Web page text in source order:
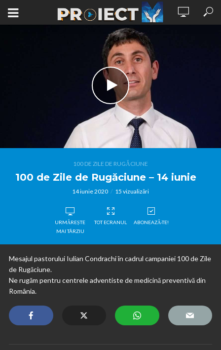
100 DE ZILE DE RUGĂCIUNE
100 de Zile de Rugăciune – 14 iunie
14 iunie 2020 15 vizualizări
URMĂREȘTE
MAI TÂRZIU
TOT ECRANUL ABONEAZĂ-TE!
Mesajul pastorului Iulian Condrachi în cadrul campaniei 100 de Zile
de Rugăciune.
Ne rugăm pentru centrele adventiste de medicină preventivă din
România.